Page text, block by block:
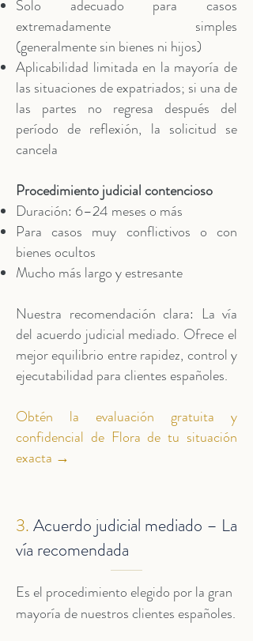
Solo adecuado para casos
extremadamente simples
(generalmente sin bienes ni hijos)
Aplicabilidad limitada en la mayoría de
las situaciones de expatriados; si una de
las partes no regresa después del
período de reflexión, la solicitud se
cancela
Procedimiento judicial contencioso
Duración: 6–24 meses o más
Para casos muy conflictivos o con
bienes ocultos
Mucho más largo y estresante
Nuestra recomendación clara: La vía
del acuerdo judicial mediado. Ofrece el
mejor equilibrio entre rapidez, control y
ejecutabilidad para clientes españoles.
Obtén la evaluación gratuita y
confidencial de Flora de tu situación
exacta →
3.Acuerdo judicial mediado – La
vía recomendada
Es el procedimiento elegido por la gran
mayoría de nuestros clientes españoles.